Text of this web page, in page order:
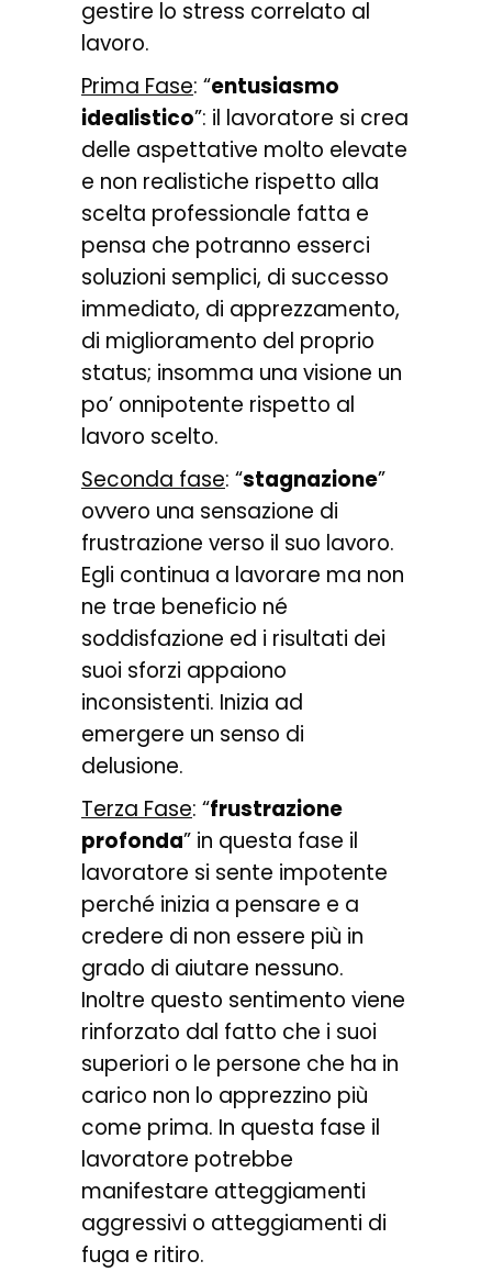
gestire lo stress correlato al
lavoro.
Prima Fase: “entusiasmo
idealistico”: il lavoratore si crea
delle aspettative molto elevate
e non realistiche rispetto alla
scelta professionale fatta e
pensa che potranno esserci
soluzioni semplici, di successo
immediato, di apprezzamento,
di miglioramento del proprio
status; insomma una visione un
po’ onnipotente rispetto al
lavoro scelto.
Seconda fase: “stagnazione”
ovvero una sensazione di
frustrazione verso il suo lavoro.
Egli continua a lavorare ma non
ne trae beneficio né
soddisfazione ed i risultati dei
suoi sforzi appaiono
inconsistenti. Inizia ad
emergere un senso di
delusione.
Terza Fase: “frustrazione
profonda” in questa fase il
lavoratore si sente impotente
perché inizia a pensare e a
credere di non essere più in
grado di aiutare nessuno.
Inoltre questo sentimento viene
rinforzato dal fatto che i suoi
superiori o le persone che ha in
carico non lo apprezzino più
come prima. In questa fase il
lavoratore potrebbe
manifestare atteggiamenti
aggressivi o atteggiamenti di
fuga e ritiro.